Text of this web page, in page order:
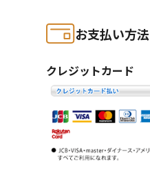
お支払い方法
クレジットカード